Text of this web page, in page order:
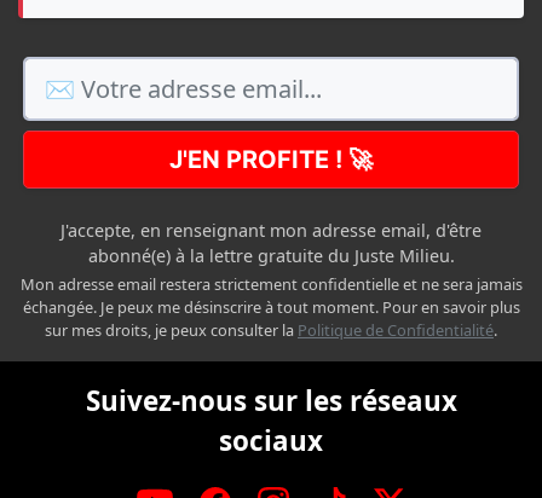
J'EN PROFITE ! 🚀
J'accepte, en renseignant mon adresse email, d'être
abonné(e) à la lettre gratuite du Juste Milieu.
Mon adresse email restera strictement confidentielle et ne sera jamais
échangée. Je peux me désinscrire à tout moment. Pour en savoir plus
sur mes droits, je peux consulter la Politique de Confidentialité.
Suivez-nous sur les réseaux
sociaux